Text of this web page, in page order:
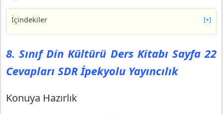
İçindekiler [+]
8. Sınıf Din Kültürü Ders Kitabı Sayfa 22 Cevapları SDR
İpekyolu Yayıncılık
Konuya Hazırlık
Ecel Ve Ömür
8. Sınıf Din Kültürü Ders Kitabı Sayfa 23 Cevapları SDR
8. Sınıf Din Kültürü Ders Kitabı Sayfa 22
Cevapları SDR İpekyolu Yayıncılık
Konuya Hazırlık